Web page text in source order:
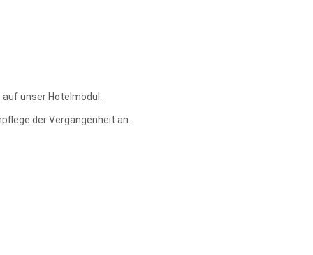
unser Hotelmodul.
der Vergangenheit an.